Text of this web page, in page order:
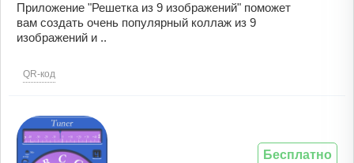
Приложение "Решетка из 9 изображений" поможет
вам создать очень популярный коллаж из 9
изображений и ..
QR-код
Бесплатно